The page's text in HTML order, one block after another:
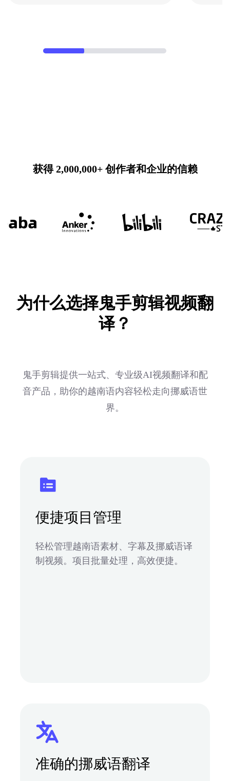
获得 2,000,000+ 创作者和企业的信赖
为什么选择鬼手剪辑视频翻
译？
鬼手剪辑提供一站式、专业级AI视频翻译和配
音产品，助你的越南语内容轻松走向挪威语世
界。
便捷项目管理
轻松管理越南语素材、字幕及挪威语译
制视频。项目批量处理，高效便捷。
准确的挪威语翻译